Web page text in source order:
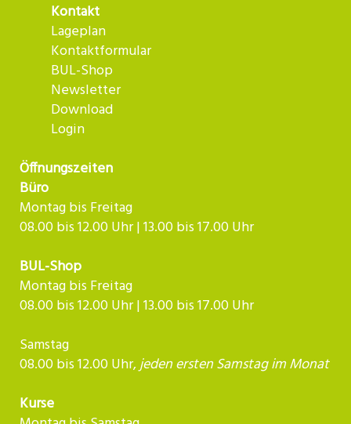
Kontakt
Lageplan
Kontaktformular
BUL-Shop
Newsletter
Download
Login
Öffnungszeiten
Büro
Montag bis Freitag
08.00 bis 12.00 Uhr | 13.00 bis 17.00 Uhr
BUL-Shop
Montag bis Freitag
08.00 bis 12.00 Uhr | 13.00 bis 17.00 Uhr
Samstag
08.00 bis 12.00 Uhr,jeden ersten Samstag im Monat
Kurse